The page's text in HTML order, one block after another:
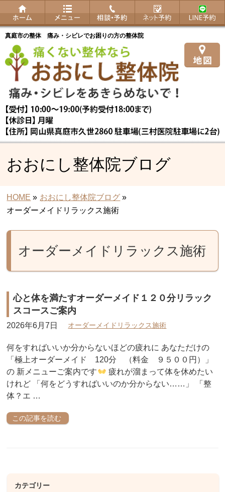
真庭市の整体 痛み・シビレでお困りの方の整体院
おおにし整体院ブログ
HOME » おおにし整体院ブログ »
オーダーメイドリラックス施術
オーダーメイドリラックス施術
心と体を満たすオーダーメイド１２０分リラック
スコースご案内
2026年6月7日 オーダーメイドリラックス施術
何をすればいいか分からないほどの疲れに あなただけの
「極上オーダーメイド 120分 （料金 ９５００円）」
の 新メニューご案内です
疲れが溜まって体を休めたい
けれど 「何をどうすればいいのか分からない……」 「整
体？エ …
この記事を読む
カテゴリー